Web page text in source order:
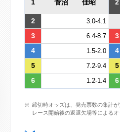
1 菅沼 佳昭 2
2 3.0-4.1
3 6.4-8.7 3
4 1.5-2.0 4
5
7.2-9.4 5
6
1.2-1.4 6
締切時オッズは、発売票数の集計
レース開始後の返還欠場等による